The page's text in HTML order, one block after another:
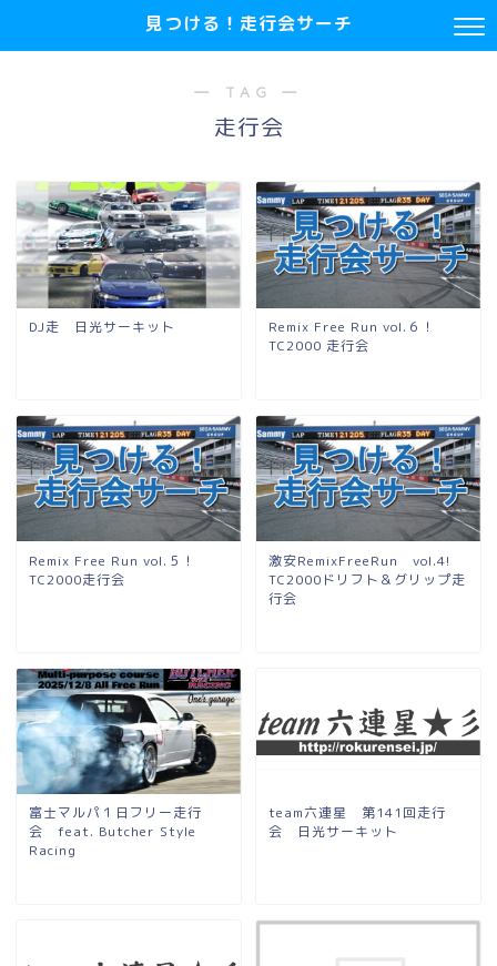
見つける！走行会サーチ
― TAG ―
走行会
DJ走 日光サーキット
Remix Free Run vol.６！
TC2000 走行会
Remix Free Run vol.５！
TC2000走行会
激安RemixFreeRun vol.4!
TC2000ドリフト＆グリップ走
行会
富士マルパ１日フリー走行
会 feat. Butcher Style
Racing
team六連星 第141回走行
会 日光サーキット